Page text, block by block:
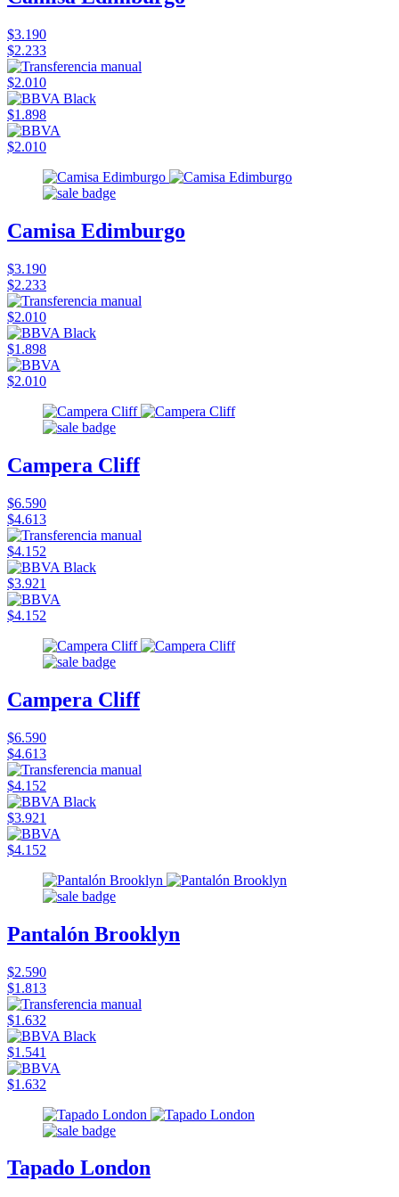
$3.190
$2.233
$2.010
$1.898
$2.010
Camisa Edimburgo
$3.190
$2.233
$2.010
$1.898
$2.010
Campera Cliff
$6.590
$4.613
$4.152
$3.921
$4.152
Campera Cliff
$6.590
$4.613
$4.152
$3.921
$4.152
Pantalón Brooklyn
$2.590
$1.813
$1.632
$1.541
$1.632
Tapado London